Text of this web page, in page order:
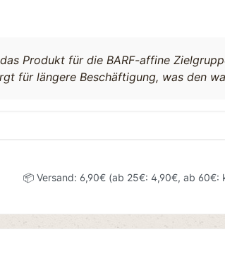
Produkt für die BARF-affine
für längere Beschäftigung, was den
📦 Versand: 6,90€ (ab 25€: 4,90€, ab 60€: